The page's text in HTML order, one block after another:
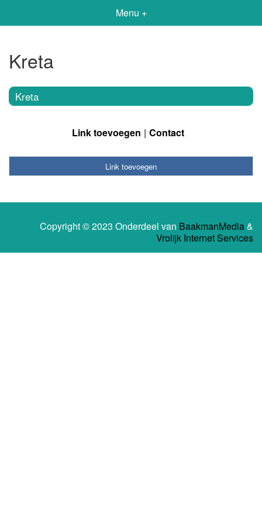
Menu +
Kreta
Kreta
Link toevoegen Contact
Link toevoegen
Copyright © 2023 Onderdeel van BaakmanMedia&
Vrolijk Internet Services